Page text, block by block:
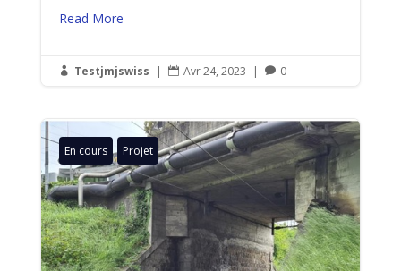
Read More
 Testjmjswiss |  Avr 24, 2023 |  0
En cours Projet